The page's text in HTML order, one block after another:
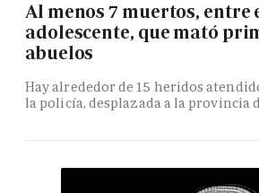
Al menos 7 muertos, entre
adolescente, que mató
abuelos
Hay alrededor de 15 heridos
la policía, desplazada a la provincia